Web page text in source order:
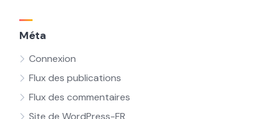
Méta
Connexion
Flux des publications
Flux des commentaires
Site de WordPress-FR